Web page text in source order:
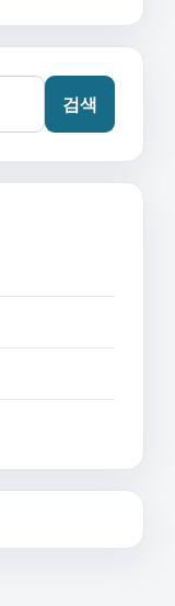
검색